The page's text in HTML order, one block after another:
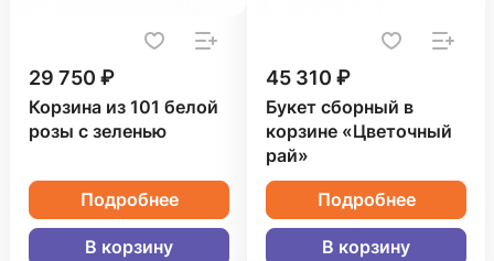
29 750 ₽
Корзина из 101 белой
розы с зеленью
Подробнее
В корзину
45 310 ₽
Букет сборный в
корзине «Цветочный
рай»
Подробнее
В корзину